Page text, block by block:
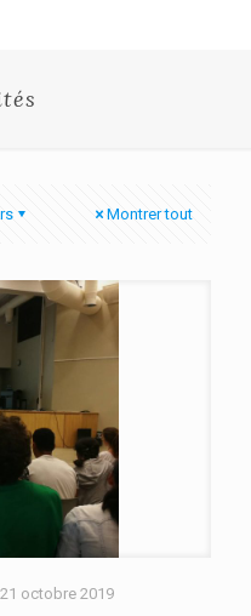
Montrer tout
21 octobre 2019